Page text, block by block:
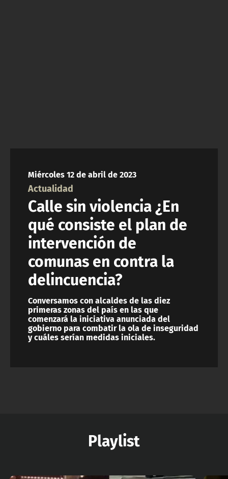
Miércoles 12 de abril de 2023
Actualidad
Calle sin violencia ¿En
qué consiste el plan de
intervención de
comunas en contra la
delincuencia?
Conversamos con alcaldes de las diez
primeras zonas del país en las que
comenzará la iniciativa anunciada del
gobierno para combatir la ola de inseguridad
y cuáles serían medidas iniciales.
Playlist